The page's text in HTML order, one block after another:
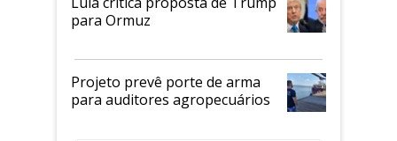
para Ormuz
Projeto prevê porte de arma
para auditores agropecuários